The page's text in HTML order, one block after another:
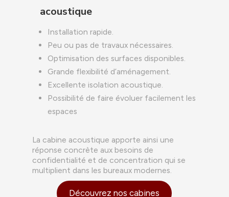
acoustique
Installation rapide.
Peu ou pas de travaux nécessaires.
Optimisation des surfaces disponibles.
Grande flexibilité d’aménagement.
Excellente isolation acoustique.
Possibilité de faire évoluer facilement les
espaces
La cabine acoustique apporte ainsi une
réponse concrète aux besoins de
confidentialité et de concentration qui se
multiplient dans les bureaux modernes.
Découvrez nos cabines